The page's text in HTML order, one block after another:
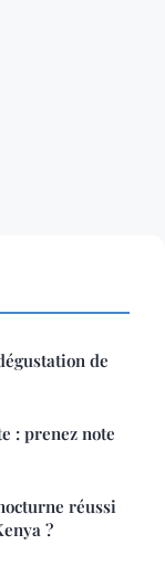
de
: prenez note
réussi
?